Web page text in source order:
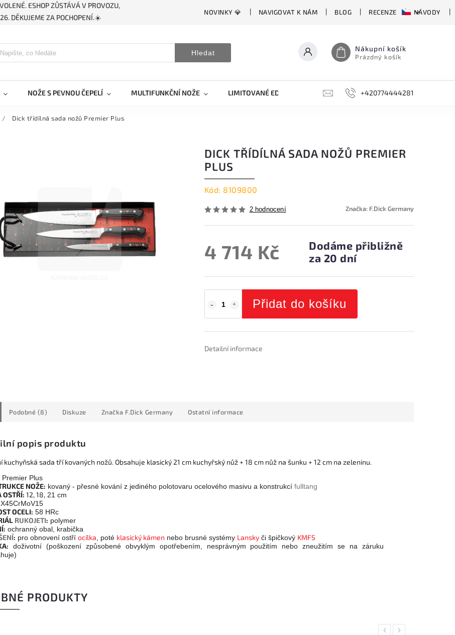
ESHOP ZŮSTÁVÁ V PROVOZU,
DĚKUJEME ZA POCHOPENÍ.☀️
NOVINKY 💎 NAVIGOVAT K NÁM BLOG RECENZE NÁVODY
Hledat Nákupní košík
Prázdný košík
NOŽE S PEVNOU ČEPELÍ MULTIFUNKČNÍ NOŽE LIMITOVANÉ EDICE BROUSKY, BRUSKY, OCÍLKY
+420774444281
/ Dick třídílná sada nožů Premier Plus
DICK TŘÍDÍLNÁ SADA NOŽŮ PREMIER
PLUS
Kód: 8109800
2 hodnocení Značka: F.Dick Germany
4 714 Kč
Dodáme přibližně
za 20 dní
Přidat do košíku
Detailní informace
Podobné (8) Diskuze Značka F.Dick Germany Ostatní informace
popis produktu
kuchyňská sada tří kovaných nožů. Obsahuje klasický 21 cm kuchyřský nůž + 18 cm nůž na šunku + 12 cm na zeleninu.
Premier Plus
NOŽE: kovaný - přesné kování z jediného polotovaru ocelového masivu a konstrukcí fulltang
OSTŘÍ: 12, 18, 21 cm
X45CrMoV15
OCELI: 58 HRc
RUKOJETI: polymer
ochranný obal, krabička
: pro obnovení ostří ocílka , poté klasický kámen nebo brusné systémy Lansky či špičkový KMFS
doživotní (poškození způsobené obvyklým opotřebením, nesprávným použitím nebo zneužitím se na záruku
PRODUKTY
Previous
Next